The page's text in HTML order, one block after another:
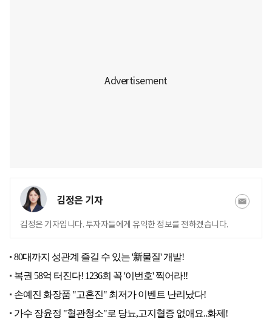
김정은 기자
김정은 기자입니다. 투자자들에게 유익한 정보를 전하겠습니다.